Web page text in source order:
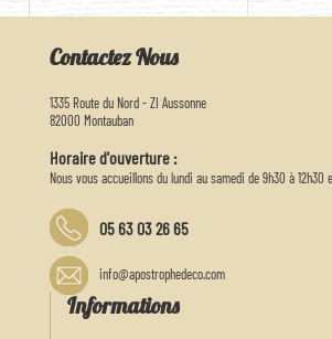
Contactez Nous
1335 Route du Nord - ZI Aussonne
82000 Montauban
Horaire d'ouverture :
Nous vous accueillons du lundi au samedi de 9h30 à 12h30
05 63 03 26 65
info@apostrophedeco.com
Informations